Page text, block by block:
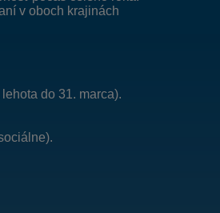
v oboch krajinách
do 31. marca).